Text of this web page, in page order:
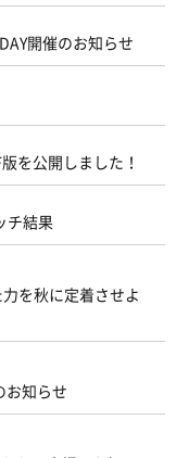
開催のお知らせ
を公開しました！
チ結果
を秋に定着させよ
お知らせ